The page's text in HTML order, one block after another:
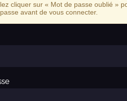
cliquer sur « Mot de passe oublié »
avant de vous connecter.